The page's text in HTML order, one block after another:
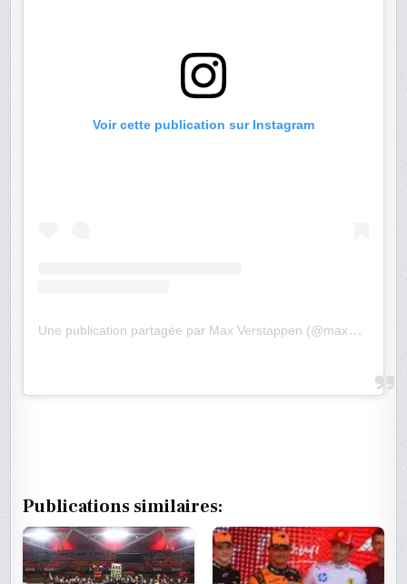
Voir cette publication sur Instagram
Une publication partagée par Max Verstappen (@maxverstappen1)
Publications similaires: